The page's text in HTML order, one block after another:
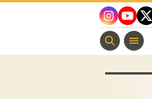
twitter
youtube
instagram
منوعات مسيحية